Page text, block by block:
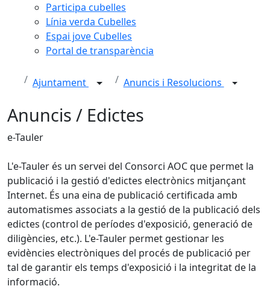
Participa cubelles
Línia verda Cubelles
Espai jove Cubelles
Portal de transparència
Ajuntament Anuncis i Resolucions
Anuncis / Edictes
e-Tauler
L'e-Tauler és un servei del Consorci AOC que permet la
publicació i la gestió d'edictes electrònics mitjançant
Internet. És una eina de publicació certificada amb
automatismes associats a la gestió de la publicació dels
edictes (control de períodes d'exposició, generació de
diligències, etc.). L'e-Tauler permet gestionar les
evidències electròniques del procés de publicació per
tal de garantir els temps d'exposició i la integritat de la
informació.